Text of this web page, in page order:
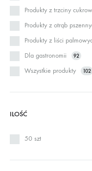
Produkty z trzciny
Produkty z otrąb
Produkty z liści
Dla gastronomii 92
Wszystkie produkty 102
ILOŚĆ
50 szt